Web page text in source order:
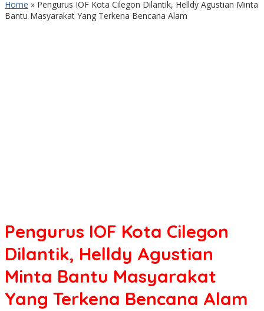
Home » Pengurus IOF Kota Cilegon Dilantik, Helldy Agustian Minta
Bantu Masyarakat Yang Terkena Bencana Alam
Pengurus IOF Kota Cilegon
Dilantik, Helldy Agustian
Minta Bantu Masyarakat
Yang Terkena Bencana Alam